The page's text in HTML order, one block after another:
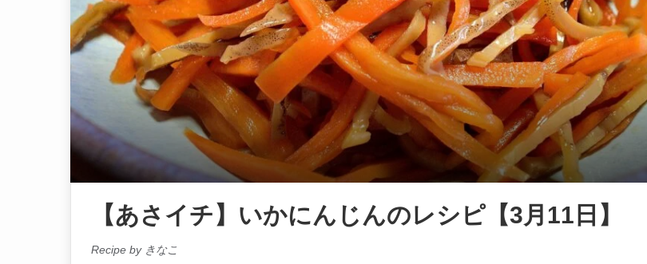
【あさイチ】いかにんじんのレシピ【3月11日】
Recipe by きなこ